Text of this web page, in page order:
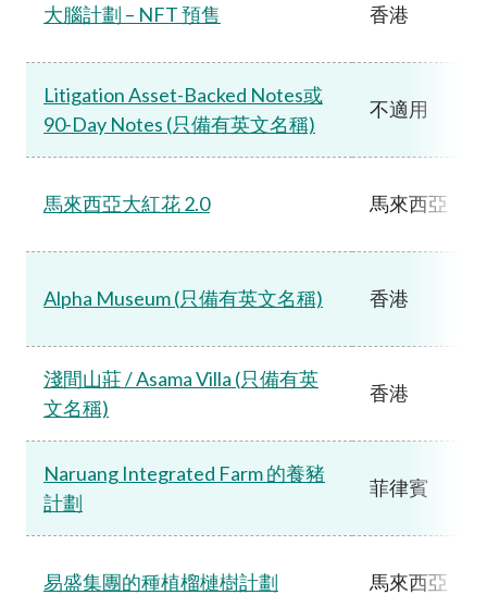
大腦計劃 – NFT 預售 香港
Litigation Asset-Backed Notes或
90-Day Notes (只備有英文名稱)
不適用
馬來西亞大紅花 2.0 馬來西亞
Alpha Museum (只備有英文名稱) 香港
淺間山莊 / Asama Villa (只備有英
文名稱)
香港
Naruang Integrated Farm 的養豬
計劃
菲律賓
易盛集團的種植榴槤樹計劃 馬來西亞